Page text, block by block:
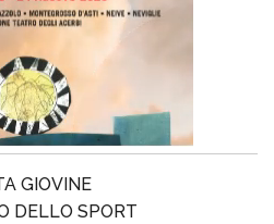
GIOVINE
DELLO SPORT